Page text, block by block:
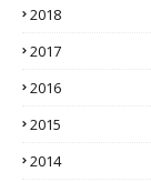
2018
2017
2016
2015
2014